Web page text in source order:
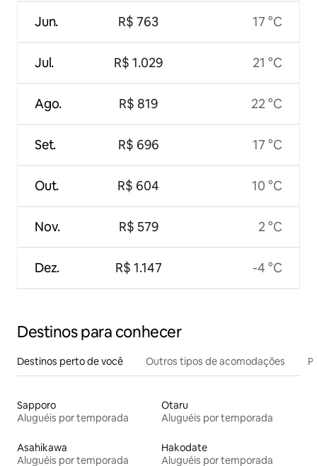
Jun.
Jul.
Ago.
Set.
Out.
Nov.
Dez.
R$ 763
R$ 1.029
R$ 819
R$ 696
R$ 604
R$ 579
R$ 1.147
17 °C
21 °C
22 °C
17 °C
10 °C
2 °C
-4 °C
Destinos para conhecer
Destinos perto de você Outros tipos de acomodações
Sapporo
Aluguéis por temporada
Otaru
Aluguéis por temporada
Asahikawa
Aluguéis por temporada
Hakodate
Aluguéis por temporada